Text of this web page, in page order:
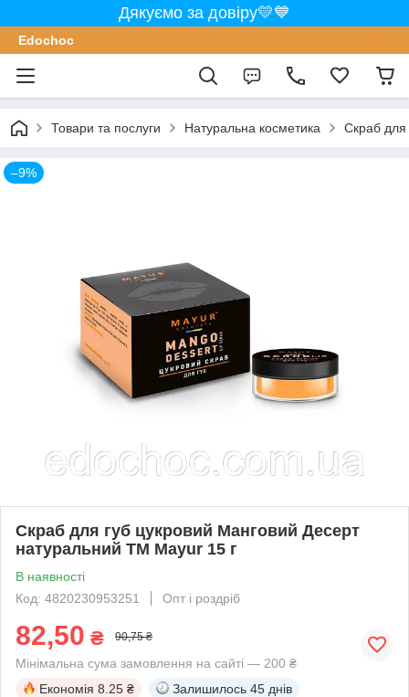
Дякуємо за довіру💛💙
Edochoс
Товари та послуги Натуральна косметика Скраб для
–9%
Скраб для губ цукровий Манговий Десерт
натуральний ТМ Mayur 15 г
В наявності
Код: 4820230953251
Опт і роздріб
82,50 ₴ 90,75 ₴
Мінімальна сума замовлення на сайті — 200 ₴
Економія 8.25 ₴ Залишилось 45 днів